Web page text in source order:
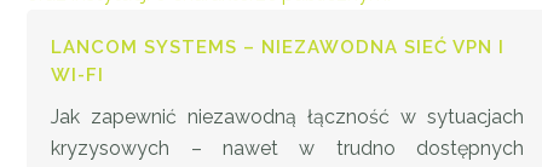
LANCOM SYSTEMS – NIEZAWODNA SIEĆ VPN I
WI-FI
Jak zapewnić niezawodną łączność w sytuacjach
kryzysowych – nawet w trudno dostępnych